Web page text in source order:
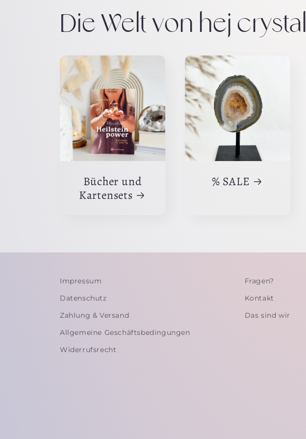
Die Welt von hej crystal
Bücher und
Kartensets
% SALE
Impressum
Datenschutz
Zahlung & Versand
Allgemeine Geschäftsbedingungen
Widerrufsrecht
Fragen?
Kontakt
Das sind wir